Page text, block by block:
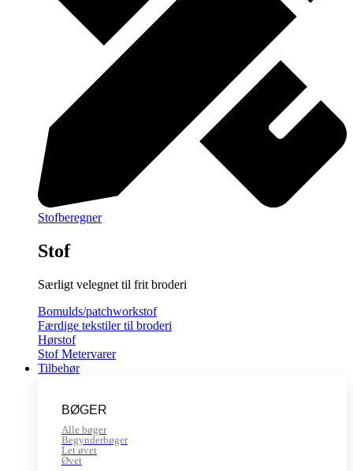
Stofberegner
Stof
Særligt velegnet til frit broderi
Bomulds/patchworkstof
Færdige tekstiler til broderi
Hørstof
Stof Metervarer
Tilbehør
BØGER
Alle bøger
Begynderbøger
Let øvet
Øvet